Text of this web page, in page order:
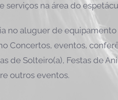
serviços na área do
no aluguer de
Concertos, eventos,
de Solteiro(a), Festas de
outros eventos.